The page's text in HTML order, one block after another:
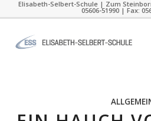
Elisabeth-Selbert-Schule | Zum
05606-51990 | Fax: